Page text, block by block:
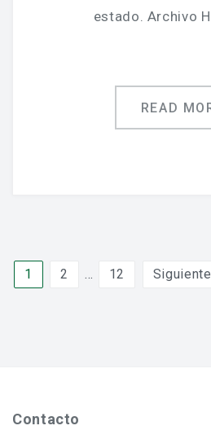
estado. Archivo
READ
Paginación
1 2 … 12
Contacto